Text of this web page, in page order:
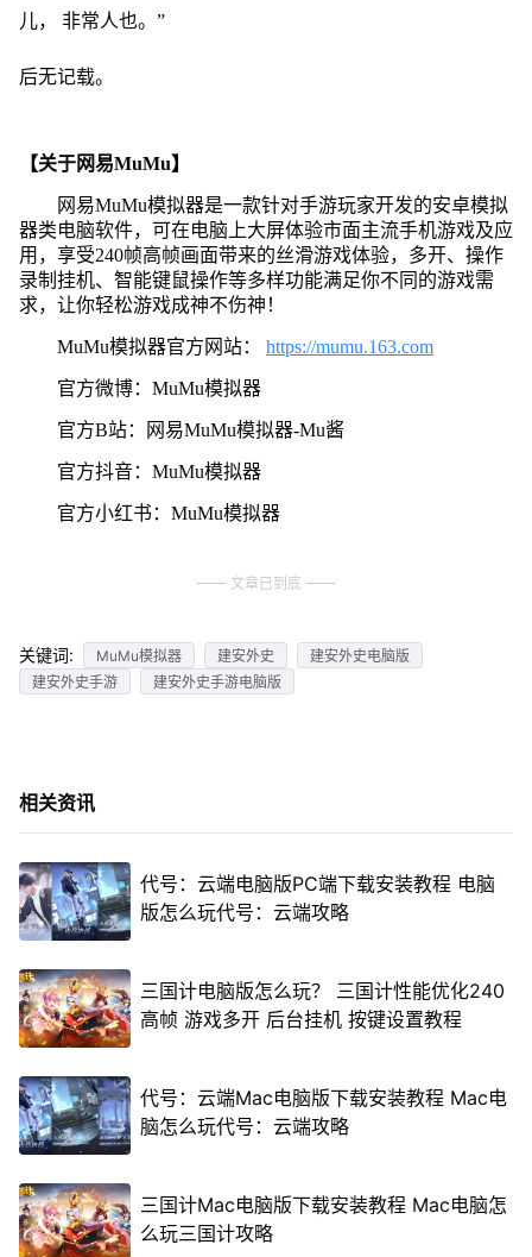
儿， 非常人也。”
后无记载。
【关于网易MuMu】
网易MuMu模拟器是一款针对手游玩家开发的安卓模拟
器类电脑软件，可在电脑上大屏体验市面主流手机游戏及应
用，享受240帧高帧画面带来的丝滑游戏体验，多开、操作
录制挂机、智能键鼠操作等多样功能满足你不同的游戏需
求，让你轻松游戏成神不伤神！
MuMu模拟器官方网站： https://mumu.163.com
官方微博：MuMu模拟器
官方B站：网易MuMu模拟器-Mu酱
官方抖音：MuMu模拟器
官方小红书：MuMu模拟器
文章已到底
关键词: MuMu模拟器 建安外史
建安外史电脑版
建安外史手游
建安外史手游电脑版
相关资讯
代号：云端电脑版PC端下载安装教程 电脑
版怎么玩代号：云端攻略
三国计电脑版怎么玩？ 三国计性能优化240
高帧 游戏多开 后台挂机 按键设置教程
代号：云端Mac电脑版下载安装教程 Mac电
脑怎么玩代号：云端攻略
三国计Mac电脑版下载安装教程 Mac电脑怎
么玩三国计攻略